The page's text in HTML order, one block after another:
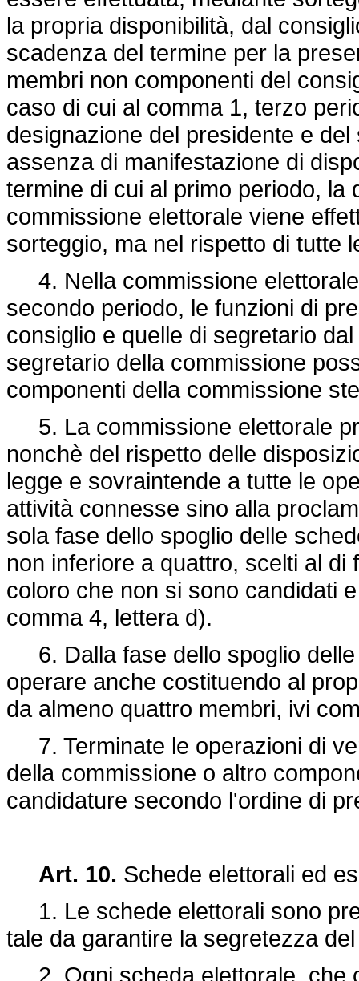
la propria disponibilità, dal
scadenza del termine per la
membri non componenti del
caso di cui al comma 1, terzo
designazione del presidente e
assenza di manifestazione di
termine di cui al primo periodo, la
commissione elettorale viene
sorteggio, ma nel rispetto di tutte
4. Nella commissione
secondo periodo, le funzioni di
consiglio e quelle di segretario
segretario della commissione
componenti della commissione
5. La commissione elettorale
nonchè del rispetto delle
legge e sovraintende a tutte le
attività connesse sino alla
sola fase dello spoglio delle
non inferiore a quattro, scelti al
coloro che non si sono candidati
comma 4, lettera d).
6. Dalla fase dello spoglio delle
operare anche costituendo al
da almeno quattro membri, ivi
7. Terminate le operazioni di
della commissione o altro
candidature secondo l'ordine di
Art. 10. Schede elettorali ed
1. Le schede elettorali sono
tale da garantire la segretezza
2. Ogni scheda elettorale, che